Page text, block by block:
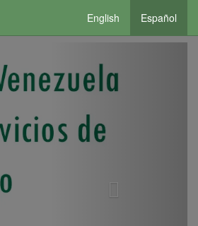
English Español